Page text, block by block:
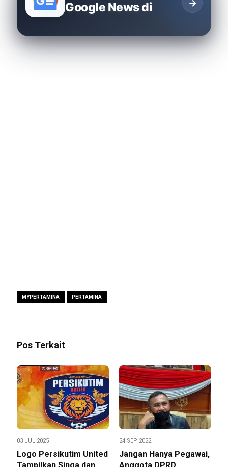
Google News di →
MYPERTAMINA PERTAMINA
Pos Terkait
03 JUL 2025
Logo Persikutim United
24 SEP 2022
Jangan Hanya Pegawai,